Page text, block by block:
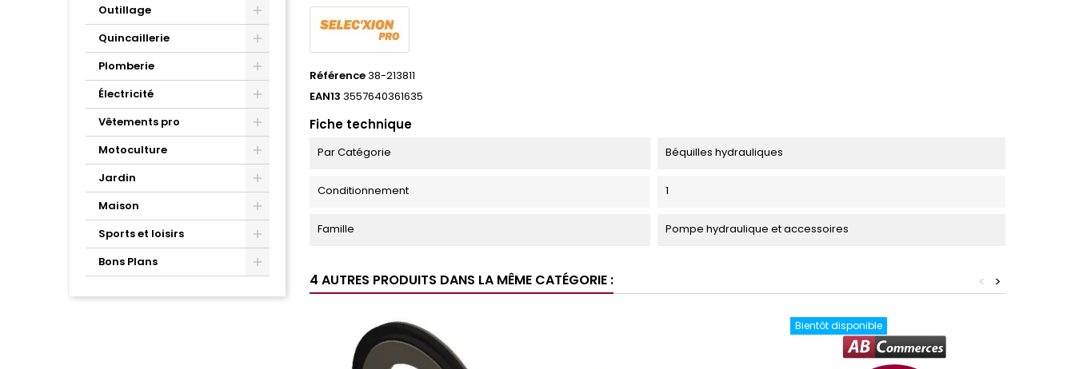
Outillage
Quincaillerie
Plomberie
Électricité
Vêtements pro
Motoculture
Jardin
Maison
Sports et loisirs
Bons Plans
Référence38-213811
EAN13 3557640361635
Fiche technique
Par Catégorie Béquilles hydrauliques
Conditionnement 1
Famille Pompe hydraulique et accessoires
4 AUTRES PRODUITS DANS LA MÊME CATÉGORIE : >
<
Bientôt disponible